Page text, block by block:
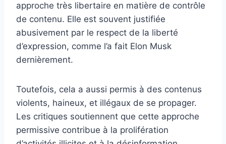
approche très libertaire en matière de contrôle
de contenu. Elle est souvent justifiée
abusivement par le respect de la liberté
d’expression, comme l’a fait Elon Musk
dernièrement.
Toutefois, cela a aussi permis à des contenus
violents, haineux, et illégaux de se propager.
Les critiques soutiennent que cette approche
permissive contribue à la prolifération